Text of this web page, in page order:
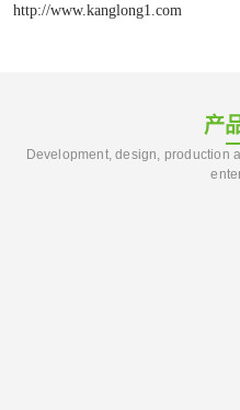
http://www.kanglong1.com
产
Development, design, production